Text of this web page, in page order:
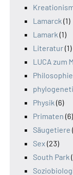
Lamarck (1)
Lamark (1)
Literatur(1)
LUCA zum
Philosophie
Physik (6)
Primaten (6)
Säugetiere
Sex (23)
South Park